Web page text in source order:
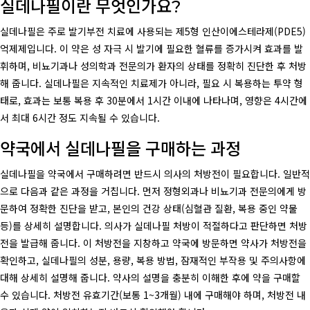
실데나필이란 무엇인가요?
실데나필은 주로 발기부전 치료에 사용되는 제5형 인산이에스테라제(PDE5)
억제제입니다. 이 약은 성 자극 시 발기에 필요한 혈류를 증가시켜 효과를 발
휘하며, 비뇨기과나 성의학과 전문의가 환자의 상태를 정확히 진단한 후 처방
해 줍니다. 실데나필은 지속적인 치료제가 아니라, 필요 시 복용하는 투약 형
태로, 효과는 보통 복용 후 30분에서 1시간 이내에 나타나며, 영향은 4시간에
서 최대 6시간 정도 지속될 수 있습니다.
약국에서 실데나필을 구매하는 과정
실데나필을 약국에서 구매하려면 반드시 의사의 처방전이 필요합니다. 일반적
으로 다음과 같은 과정을 거칩니다. 먼저 정형외과나 비뇨기과 전문의에게 방
문하여 정확한 진단을 받고, 본인의 건강 상태(심혈관 질환, 복용 중인 약물
등)를 상세히 설명합니다. 의사가 실데나필 처방이 적절하다고 판단하면 처방
전을 발급해 줍니다. 이 처방전을 지창하고 약국에 방문하면 약사가 처방전을
확인하고, 실데나필의 성분, 용량, 복용 방법, 잠재적인 부작용 및 주의사항에
대해 상세히 설명해 줍니다. 약사의 설명을 충분히 이해한 후에 약을 구매할
수 있습니다. 처방전 유효기간(보통 1~3개월) 내에 구매해야 하며, 처방전 내